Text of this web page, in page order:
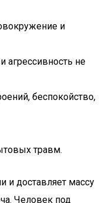
и
агрессивность не
беспокойство,
травм.
и доставляет массу
Человек под